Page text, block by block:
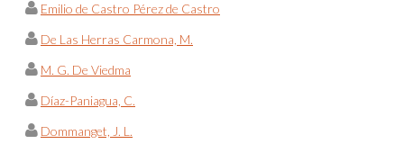
Emilio de Castro Pérez de Castro
De Las Herras Carmona, M.
M. G. De Viedma
Díaz-Paniagua, C.
Dommanget, J. L.